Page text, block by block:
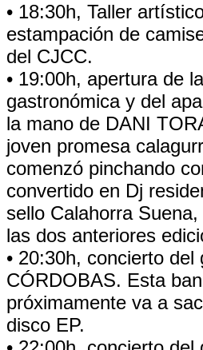
• 18:30h, Taller
estampación de
del CJCC.
• 19:00h, apertura de
gastronómica y del
la mano de DANI
joven promesa
comenzó pinchando
convertido en Dj
sello Calahorra
las dos anteriores
• 20:30h, concierto del
CÓRDOBAS. Esta
próximamente va a
disco EP.